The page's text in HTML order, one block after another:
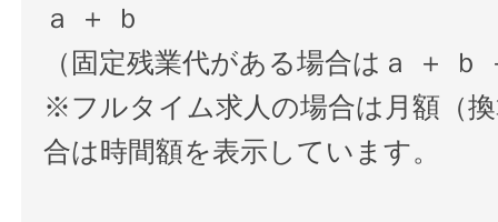
ａ ＋ ｂ
（固定残業代がある場合はａ ＋ ｂ
※フルタイム求人の場合は月額（
合は時間額を表示しています。